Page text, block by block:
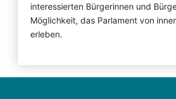
interessierten Bürgerinnen und
Möglichkeit, das Parlament von
erleben.